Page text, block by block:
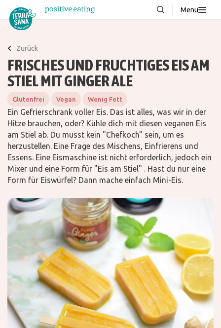
Menu
Über uns
Wissenswertes
Downloads
Produkte
Rezepte
Zurück
FRISCHES UND FRUCHTIGES EIS AM
STIEL MIT GINGER ALE
Glutenfrei Vegan Wenig Fett
Ein Gefrierschrank voller Eis. Das ist alles, was wir in der
Hitze brauchen, oder? Kühle dich mit diesen veganen Eis
am Stiel ab. Du musst kein "Chefkoch" sein, um es
herzustellen. Eine Frage des Mischens, Einfrierens und
Essens. Eine Eismaschine ist nicht erforderlich, jedoch ein
Mixer und eine Form für "Eis am Stiel" . Hast du nur eine
Form für Eiswürfel? Dann mache einfach Mini-Eis.